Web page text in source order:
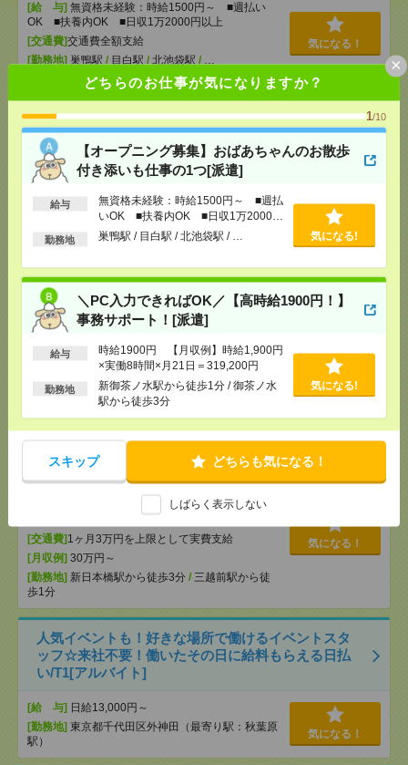
どちらのお仕事が気になりますか？
1/10
【オープニング募集】おばあちゃんのお散歩
付き添いも仕事の1つ[派遣]
給与
無資格未経験：時給1500円～ ■週払
いOK ■扶養内OK ■日収1万2000円
以上
勤務地 巣鴨駅 / 目白駅 / 北池袋駅 / … 気になる!
＼PC入力できればOK／【高時給1900円！】
事務サポート！[派遣]
給与
時給1900円 【月収例】時給1,900円
×実働8時間×月21日＝319,200円
勤務地
新御茶ノ水駅から徒歩1分 / 御茶ノ水
駅から徒歩3分
気になる!
スキップ どちらも気になる！
しばらく表示しない
×
[給 与] 無資格未経験：時給1500円～ ■週払い
OK ■扶養内OK ■日収1万2000円以上
[交通費]交通費全額支給
[勤務地] 巣鴨駅 / 目白駅 / 北池袋駅 / …
気になる！
＼PC入力できればOK／【高時給1900円！】事務サ
ポート！[派遣]
[給 与]
時給1900円 【月収例】時給1,900円×実
働8時間×月21日＝319,200円
全額支給
[勤務地]新御茶ノ水駅から徒歩1分 /御茶ノ水駅か
気になる！
1800円＊＜12月まで＞50代以上も活躍中！健康診断
データ入力・集計など[派遣]
[給 与] 時給1800円～1850円
全額支給
[勤務地]新御茶ノ水駅から徒歩2分 / 御茶ノ水駅か
気になる！
【在宅勤務OK】時給3000円！10～16時＊残業ほぼな
し▼新日本橋で一般事務[派遣]
時給3000円 月収例 30万円 時給3000円×
りません。※給与即受取りサービス利用可（利用条
[交通費] 1ヶ月3万円を上限として実費支給
[月収例] 30万円～
[勤務地] 新日本橋駅から徒歩3分 / 三越前駅から徒
歩1分
気になる！
人気イベントも！好きな場所で働けるイベントスタ
ッフ☆来社不要！働いたその日に給料もらえる日払
い/T1[アルバイト]
[給 与] 日給13,000円～
[勤務地] 東京都千代田区外神田（最寄り駅：秋葉原
駅）
気になる！